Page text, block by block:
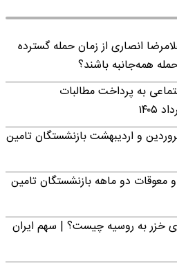
انصاری از زمان حمله گسترده
همه‌جانبه باشند؟
به پرداخت مطالبات
و اردیبهشت بازنشستگان تامین
معوقات دو ماهه بازنشستگان تامین
خزر به روسیه چیست؟ | سهم ایران